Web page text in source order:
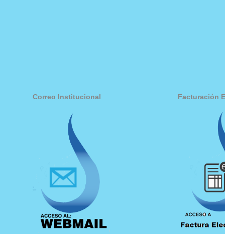
Correo Institucional Facturación